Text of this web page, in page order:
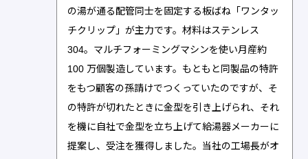
の湯が通る配管同士を固定する板ばね「ワンタッ
チクリップ」が主力です。材料はステンレス
304。マルチフォーミングマシンを使い月産約
100 万個製造しています。もともと同製品の特許
をもつ顧客の孫請けでつくっていたのですが、そ
の特許が切れたときに金型を引き上げられ、それ
を機に自社で金型を立ち上げて給湯器メーカーに
提案し、受注を獲得しました。当社の工場長がオ